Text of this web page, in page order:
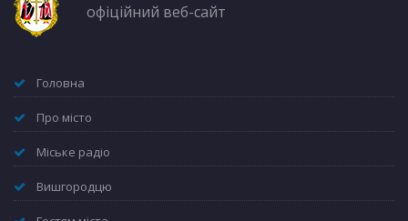
офіційний веб-сайт
Головна
Про місто
Міське радіо
Вишгородцю